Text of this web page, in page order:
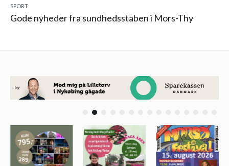
SPORT
Gode nyheder fra sundhedsstaben i Mors-Thy